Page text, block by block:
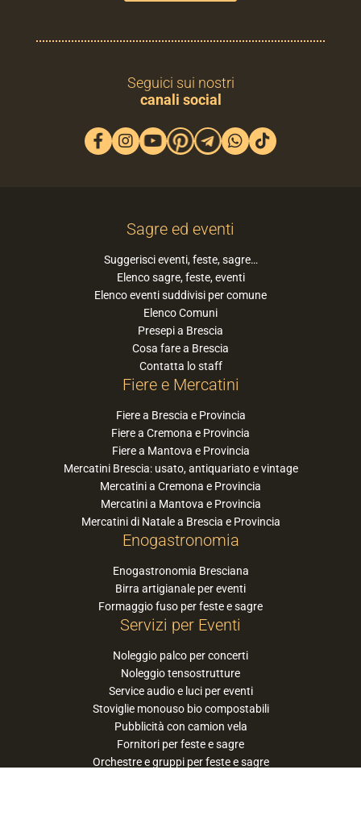
Seguici sui nostri
canali social
Sagre ed eventi
Suggerisci eventi, feste, sagre…
Elenco sagre, feste, eventi
Elenco eventi suddivisi per comune
Elenco Comuni
Presepi a Brescia
Cosa fare a Brescia
Contatta lo staff
Fiere e Mercatini
Fiere a Brescia e Provincia
Fiere a Cremona e Provincia
Fiere a Mantova e Provincia
Mercatini Brescia: usato, antiquariato e vintage
Mercatini a Cremona e Provincia
Mercatini a Mantova e Provincia
Mercatini di Natale a Brescia e Provincia
Enogastronomia
Enogastronomia Bresciana
Birra artigianale per eventi
Formaggio fuso per feste e sagre
Servizi per Eventi
Noleggio palco per concerti
Noleggio tensostrutture
Service audio e luci per eventi
Stoviglie monouso bio compostabili
Pubblicità con camion vela
Fornitori per feste e sagre
Orchestre e gruppi per feste e sagre